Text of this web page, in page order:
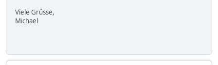
Viele Grüsse,
Michael